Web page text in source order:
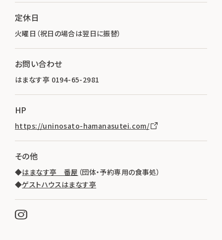
定休日
火曜日（祝日の場合は翌日に振替）
お問い合わせ
はまなす亭 0194-65-2981
HP
https://uninosato-hamanasutei.com/
その他
◆はまなす亭 番屋 （団体・予約専用の食事処）
◆ゲストハウスはまなす亭